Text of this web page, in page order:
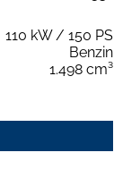
110 kW / 150 PS
Benzin
1.498 cm³